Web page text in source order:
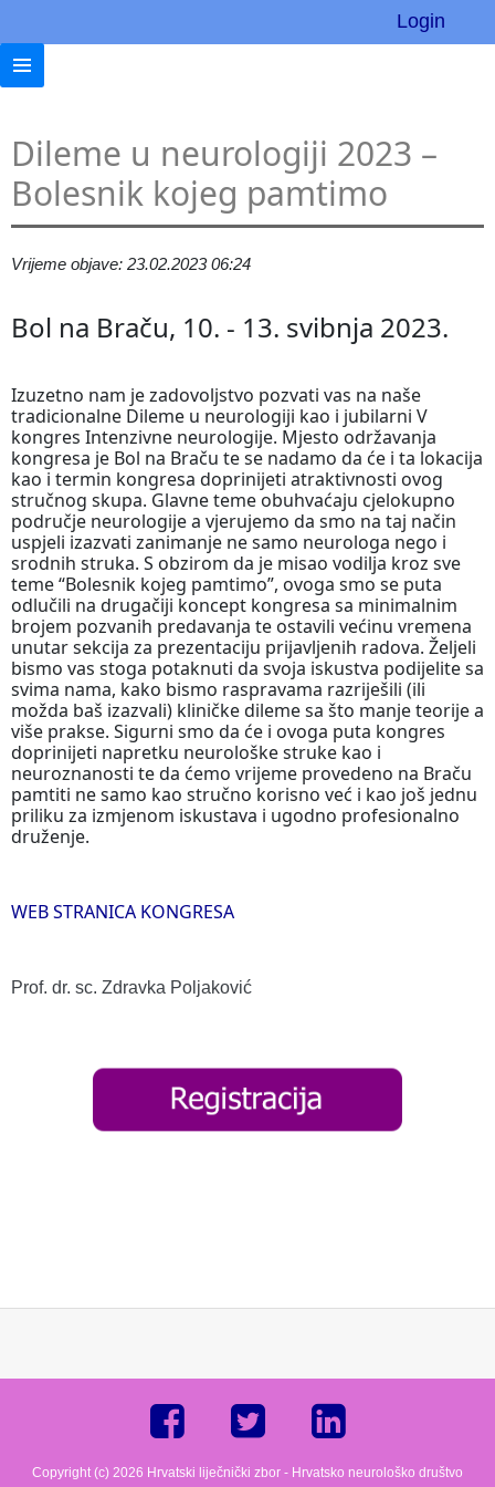
Login
Dileme u neurologiji 2023 –
Bolesnik kojeg pamtimo
Vrijeme objave: 23.02.2023 06:24
Bol na Braču, 10. - 13. svibnja 2023.
Izuzetno nam je zadovoljstvo pozvati vas na naše
tradicionalne Dileme u neurologiji kao i jubilarni V
kongres Intenzivne neurologije. Mjesto održavanja
kongresa je Bol na Braču te se nadamo da će i ta lokacija
kao i termin kongresa doprinijeti atraktivnosti ovog
stručnog skupa. Glavne teme obuhvaćaju cjelokupno
područje neurologije a vjerujemo da smo na taj način
uspjeli izazvati zanimanje ne samo neurologa nego i
srodnih struka. S obzirom da je misao vodilja kroz sve
teme “Bolesnik kojeg pamtimo”, ovoga smo se puta
odlučili na drugačiji koncept kongresa sa minimalnim
brojem pozvanih predavanja te ostavili većinu vremena
unutar sekcija za prezentaciju prijavljenih radova. Željeli
bismo vas stoga potaknuti da svoja iskustva podijelite sa
svima nama, kako bismo raspravama razriješili (ili
možda baš izazvali) kliničke dileme sa što manje teorije a
više prakse. Sigurni smo da će i ovoga puta kongres
doprinijeti napretku neurološke struke kao i
neuroznanosti te da ćemo vrijeme provedeno na Braču
pamtiti ne samo kao stručno korisno već i kao još jednu
priliku za izmjenom iskustava i ugodno profesionalno
druženje.
WEB STRANICA KONGRESA
Prof. dr. sc. Zdravka Poljaković
Copyright (c) 2026 Hrvatski liječnički zbor - Hrvatsko neurološko društvo